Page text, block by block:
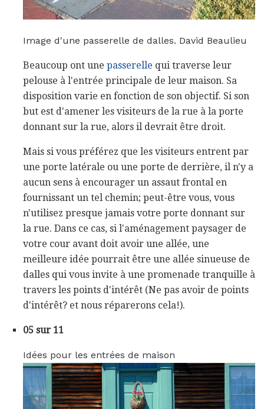
Image d'une passerelle de dalles. David Beaulieu
Beaucoup ont une passerelle qui traverse leur
pelouse à l'entrée principale de leur maison. Sa
disposition varie en fonction de son objectif. Si son
but est d'amener les visiteurs de la rue à la porte
donnant sur la rue, alors il devrait être droit.
Mais si vous préférez que les visiteurs entrent par
une porte latérale ou une porte de derrière, il n'y a
aucun sens à encourager un assaut frontal en
fournissant un tel chemin; peut-être vous, vous
n'utilisez presque jamais votre porte donnant sur
la rue. Dans ce cas, si l'aménagement paysager de
votre cour avant doit avoir une allée, une
meilleure idée pourrait être une allée sinueuse de
dalles qui vous invite à une promenade tranquille à
travers les points d'intérêt (Ne pas avoir de points
d'intérêt? et nous réparerons cela!).
05 sur 11
Idées pour les entrées de maison